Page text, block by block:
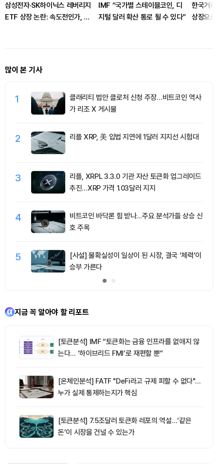
삼성전자·SK하이닉스 레버리지
ETF 상장 논란: 속도전인가, 절
IMF “국가별 스테이블코인, 디
지털 달러 확산 통로 될 수 있다”
한국거
상장으
많이 본 기사
1
클래리티 법안 클로처 신청 주장…비트코인 역사
가 리조 X 게시물
2 리플 XRP, 美 입법 지연에 1달러 지지선 시험대
3
리플, XRPL 3.3.0 기관 자산 토큰화 업그레이드
추진…XRP 가격 1.03달러 지지
4
비트코인 바닥론 힘 받나…주요 분석가들 상승 신
호 주목
5
[사설] 불확실성이 일상이 된 시장, 결국 ‘체력’이
승부 가른다
지금 꼭 알아야 할 리포트
[토큰분석] IMF “토큰화는 금융 인프라를 없애지 않
는다… ‘하이브리드 FMI’로 재편할 뿐”
[온체인분석] FATF "DeFi라고 규제 피할 수 없다"…
누가 실제 통제하는지가 핵심
[토큰분석] 7.5조달러 토큰화 레포의 역설…‘같은
돈’이 시장을 건널 수 있는가